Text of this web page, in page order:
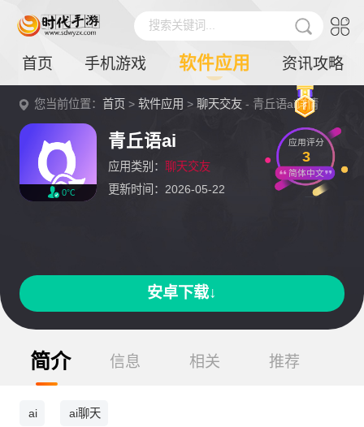
搜索关键词...
首页 手机游戏 软件应用 资讯攻略
您当前位置：首页 >软件应用 >聊天交友 - 青丘语ai详情
0℃
青丘语ai
应用类别： 聊天交友
更新时间：2026-05-22
应用评分
3
简体中文
安卓下载↓
简介 信息 相关 推荐
ai ai聊天